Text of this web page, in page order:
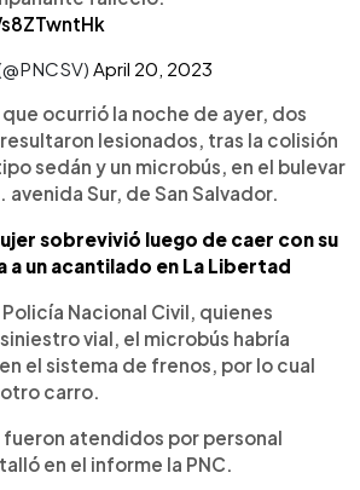
April 20, 2023
ocurrió la noche de ayer, dos
lesionados, tras la colisión
sedán y un microbús, en el bulevar
avenida Sur, de San Salvador.
sobrevivió luego de caer con su
un acantilado en La Libertad
Nacional Civil, quienes
vial, el microbús habría
el sistema de frenos, por lo cual
carro.
atendidos por personal
en el informe la PNC.